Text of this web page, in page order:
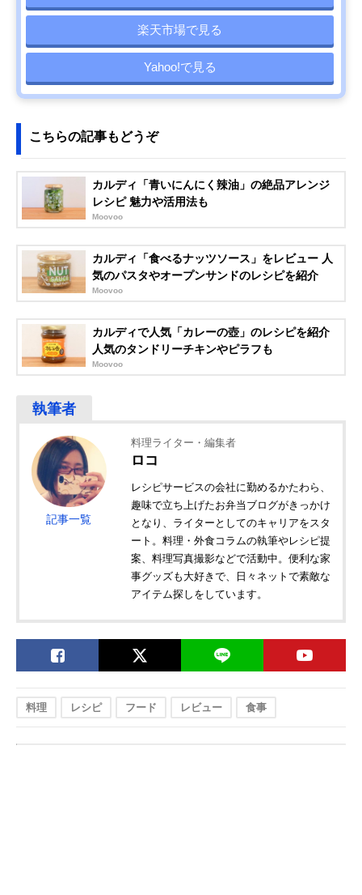
楽天市場で見る
Yahoo!で見る
こちらの記事もどうぞ
カルディ「青いにんにく辣油」の絶品アレンジ
レシピ 魅力や活用法も
Moovoo
カルディ「食べるナッツソース」をレビュー 人
気のパスタやオープンサンドのレシピを紹介
Moovoo
カルディで人気「カレーの壺」のレシピを紹介
人気のタンドリーチキンやピラフも
Moovoo
記事一覧
料理ライター・編集者
ロコ
レシピサービスの会社に勤めるかたわら、
趣味で立ち上げたお弁当ブログがきっかけ
となり、ライターとしてのキャリアをスタ
ート。料理・外食コラムの執筆やレシピ提
案、料理写真撮影などで活動中。便利な家
事グッズも大好きで、日々ネットで素敵な
アイテム探しをしています。
料理 レシピ フード レビュー 食事